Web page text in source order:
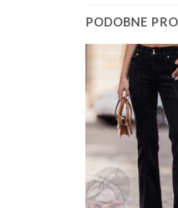
PODOBNE